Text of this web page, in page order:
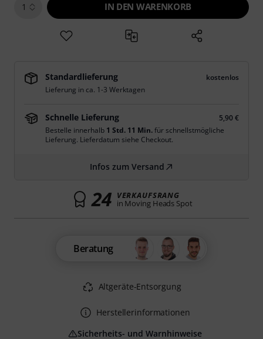
1 IN DEN WARENKORB
Standardlieferung
kostenlos
Lieferung in ca. 1-3 Werktagen
Schnelle Lieferung
5,90 €
Bestelle innerhalb 1 Std. 11 Min.für schnellstmögliche
Lieferung. Lieferdatum siehe Checkout.
Infos zum Versand
24 VERKAUFSRANG
in Moving Heads Spot
Beratung
Altgeräte-Entsorgung
Herstellerinformationen
Sicherheits- und Warnhinweise